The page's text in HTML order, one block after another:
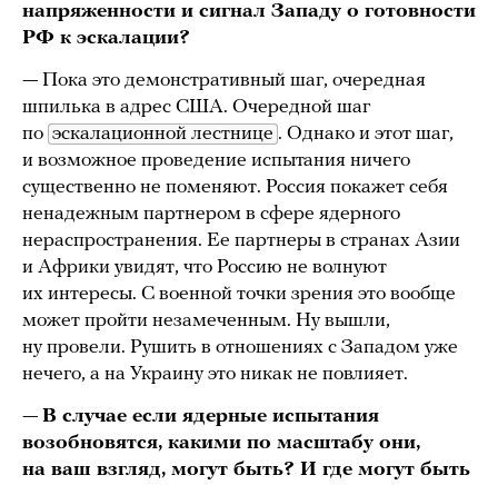
напряженности и сигнал Западу о готовности
РФ к эскалации?
— Пока это демонстративный шаг, очередная
шпилька в адрес США. Очередной шаг
по эскалационной лестнице . Однако и этот шаг,
и возможное проведение испытания ничего
существенно не поменяют. Россия покажет себя
ненадежным партнером в сфере ядерного
нераспространения. Ее партнеры в странах Азии
и Африки увидят, что Россию не волнуют
их интересы. С военной точки зрения это вообще
может пройти незамеченным. Ну вышли,
ну провели. Рушить в отношениях с Западом уже
нечего, а на Украину это никак не повлияет.
— В случае если ядерные испытания
возобновятся, какими по масштабу они,
на ваш взгляд, могут быть? И где могут быть